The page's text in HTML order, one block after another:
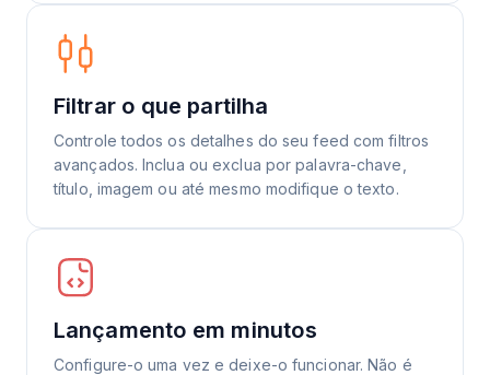
Filtrar o que partilha
Controle todos os detalhes do seu feed com filtros
avançados. Inclua ou exclua por palavra-chave,
título, imagem ou até mesmo modifique o texto.
Lançamento em minutos
Configure-o uma vez e deixe-o funcionar. Não é